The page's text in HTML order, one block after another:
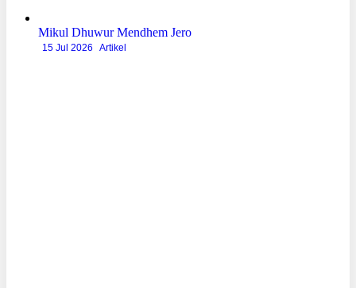
Mikul Dhuwur Mendhem Jero
15 Jul 2026 Artikel